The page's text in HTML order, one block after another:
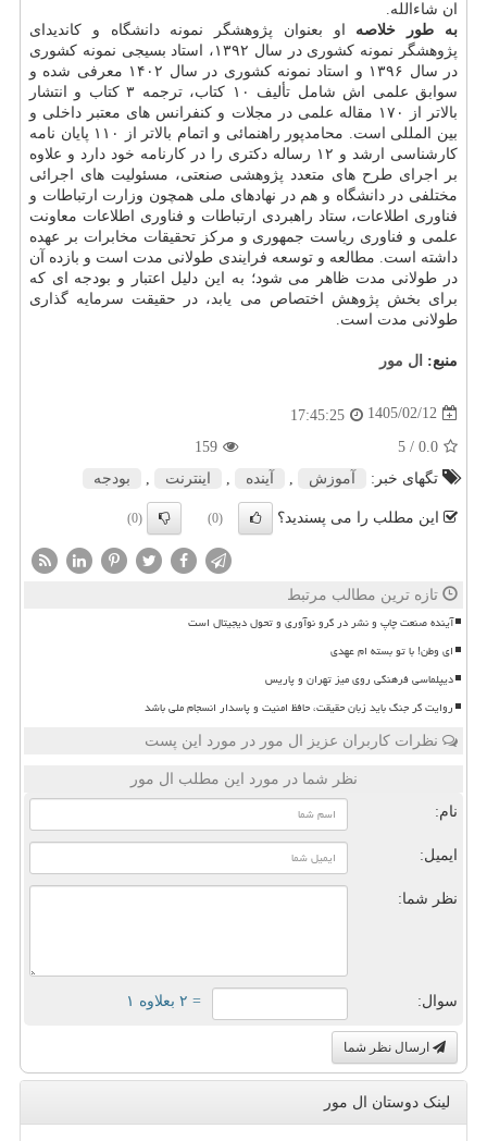
ان شاءالله.
به طور خلاصه او بعنوان پژوهشگر نمونه دانشگاه و کاندیدای
پژوهشگر نمونه کشوری در سال ۱۳۹۲، استاد بسیجی نمونه کشوری
در سال ۱۳۹۶ و استاد نمونه کشوری در سال ۱۴۰۲ معرفی شده و
سوابق علمی اش شامل تألیف ۱۰ کتاب، ترجمه ۳ کتاب و انتشار
بالاتر از ۱۷۰ مقاله علمی در مجلات و کنفرانس های معتبر داخلی و
بین المللی است. محامدپور راهنمائی و اتمام بالاتر از ۱۱۰ پایان نامه
کارشناسی ارشد و ۱۲ رساله دکتری را در کارنامه خود دارد و علاوه
بر اجرای طرح های متعدد پژوهشی صنعتی، مسئولیت های اجرائی
مختلفی در دانشگاه و هم در نهادهای ملی همچون وزارت ارتباطات و
فناوری اطلاعات، ستاد راهبردی ارتباطات و فناوری اطلاعات معاونت
علمی و فناوری ریاست جمهوری و مرکز تحقیقات مخابرات بر عهده
داشته است. مطالعه و توسعه فرایندی طولانی مدت است و بازده آن
در طولانی مدت ظاهر می شود؛ به این دلیل اعتبار و بودجه ای که
برای بخش پژوهش اختصاص می یابد، در حقیقت سرمایه گذاری
طولانی مدت است.
منبع: ال مور
1405/02/12
17:45:25
0.0
/ 5
159
تگهای خبر:
آموزش آینده اینترنت بودجه
این مطلب را می پسندید؟ (0)
(0)
تازه ترین مطالب مرتبط
آینده صنعت چاپ و نشر در گرو نوآوری و تحول دیجیتال است
ای وطن! با تو بسته ام عهدی
دیپلماسی فرهنگی روی میز تهران و پاریس
روایت گر جنگ باید زبان حقیقت، حافظ امنیت و پاسدار انسجام ملی باشد
نظرات کاربران عزیز ال مور در مورد این پست
نظر شما در مورد این مطلب ال مور
نام:
ایمیل:
نظر شما:
سوال: = ۲ بعلاوه ۱
ارسال نظر شما
لینک دوستان ال مور